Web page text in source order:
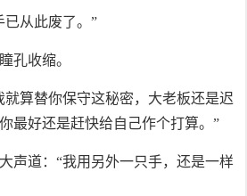
已从此废了。”
孔收缩。
就算替你保守这秘密，大老板还是迟
好还是赶快给自己作个打算。”
声道：“我用另外一只手，还是一样